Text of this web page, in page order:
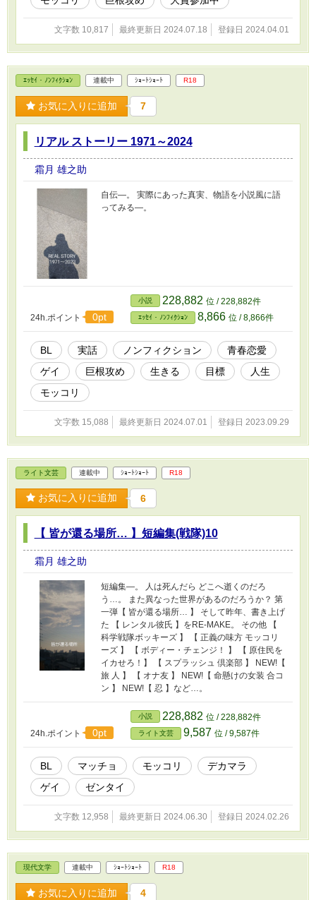
文字数 10,817 最終更新日 2024.07.18 登録日 2024.04.01
ｴｯｾｲ・ﾉﾝﾌｨｸｼｮﾝ 連載中 ｼｮｰﾄｼｮｰﾄ R18
お気に入りに追加 7
リアル ストーリー 1971～2024
霜月 雄之助
自伝―。 実際にあった真実、物語を小説風に語
ってみる―。
24h.ポイント 0pt
小説 228,882 位 / 228,882件
ｴｯｾｲ・ﾉﾝﾌｨｸｼｮﾝ 8,866 位 / 8,866件
BL 実話 ノンフィクション
青春恋愛
ゲイ
巨根攻め 生きる 目標
人生
モッコリ
文字数 15,088 最終更新日 2024.07.01 登録日 2023.09.29
ライト文芸 連載中 ｼｮｰﾄｼｮｰﾄ R18
お気に入りに追加 6
【 皆が還る場所… 】短編集(戦隊)10
霜月 雄之助
短編集―。 人は死んだら どこへ逝くのだろ
う…。 また異なった世界があるのだろうか？ 第
一弾【 皆が還る場所… 】 そして昨年、書き上げ
た 【 レンタル彼氏 】をRE-MAKE。 その他 【
科学戦隊ボッキーズ 】 【 正義の味方 モッコリ
ーズ 】 【 ボディー・チェンジ！ 】 【 原住民を
イカせろ！】 【 スプラッシュ 倶楽部 】 NEW!【
旅 人 】 【 オナ友 】 NEW!【 命懸けの女装 合コ
ン 】 NEW!【 忍 】など…。
24h.ポイント 0pt
小説 228,882 位 / 228,882件
ライト文芸 9,587 位 / 9,587件
BL マッチョ モッコリ
デカマラ
ゲイ
ゼンタイ
文字数 12,958 最終更新日 2024.06.30 登録日 2024.02.26
現代文学 連載中 ｼｮｰﾄｼｮｰﾄ R18
お気に入りに追加 4